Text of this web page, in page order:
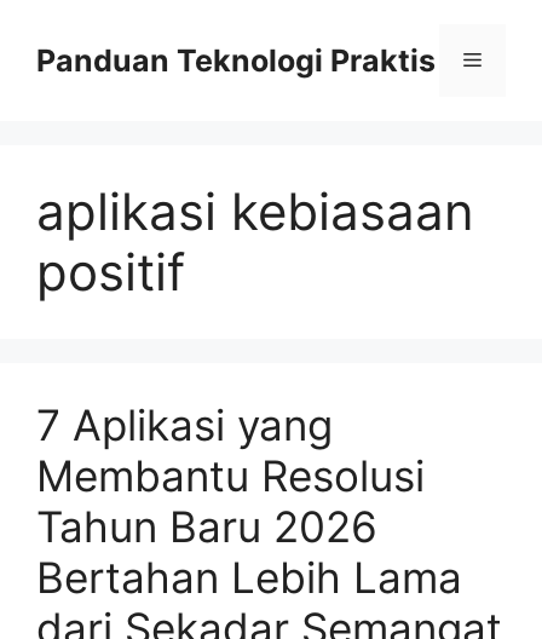
contentPanduan Teknologi Praktis Menu
aplikasi kebiasaan
positif
7 Aplikasi yang
Membantu Resolusi
Tahun Baru 2026
Bertahan Lebih Lama
dari Sekadar Semangat